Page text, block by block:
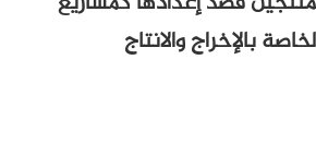
والانتاج